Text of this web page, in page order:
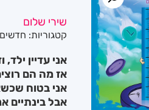
5 מבוסס על
דירוגים של
שירי שלום
קטגוריות:
אני עדיין ילד,
אז מה הם
אני בטוח
אבל בינתיים